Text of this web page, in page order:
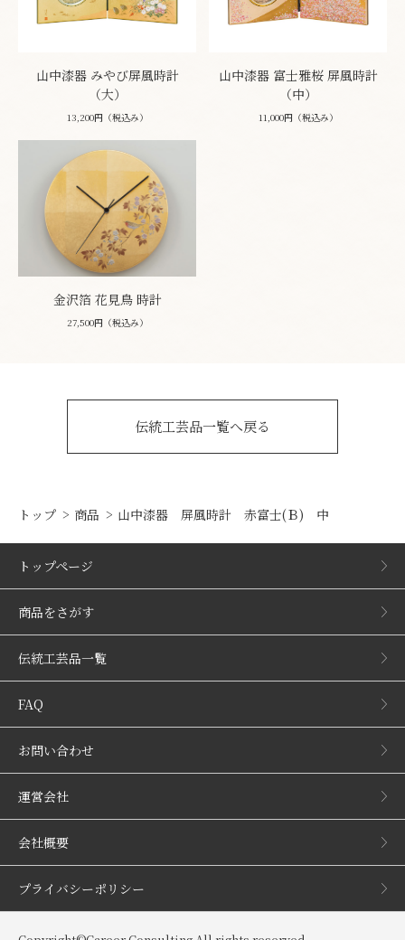
山中漆器 みやび屏風時計
（大）
13,200円（税込み）
山中漆器 富士雅桜 屏風時計
（中）
11,000円（税込み）
金沢箔 花見鳥 時計
27,500円（税込み）
伝統工芸品一覧へ戻る
トップ 商品 山中漆器 屏風時計 赤富士(Ｂ) 中
トップページ
商品をさがす
伝統工芸品一覧
FAQ
お問い合わせ
運営会社
会社概要
プライバシーポリシー